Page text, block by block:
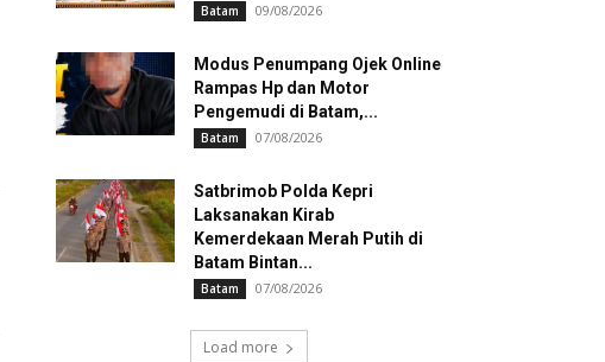
Batam 09/08/2026
Modus Penumpang Ojek Online
Rampas Hp dan Motor
Pengemudi di Batam,...
Batam 07/08/2026
Satbrimob Polda Kepri
Laksanakan Kirab
Kemerdekaan Merah Putih di
Batam Bintan...
Batam 07/08/2026
Load more